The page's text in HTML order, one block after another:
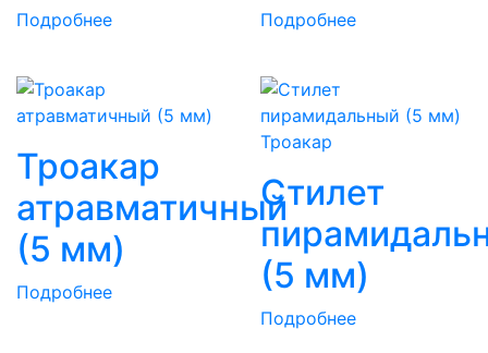
Подробнее Подробнее
Троакар
атравматичный
(5 мм)
Подробнее
Троакар
Стилет
(5 мм)
Подробнее